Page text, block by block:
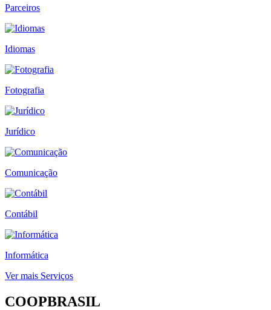
Parceiros
Idiomas
Fotografia
Jurídico
Comunicação
Contábil
Informática
Ver mais Serviços
COOPBRASIL